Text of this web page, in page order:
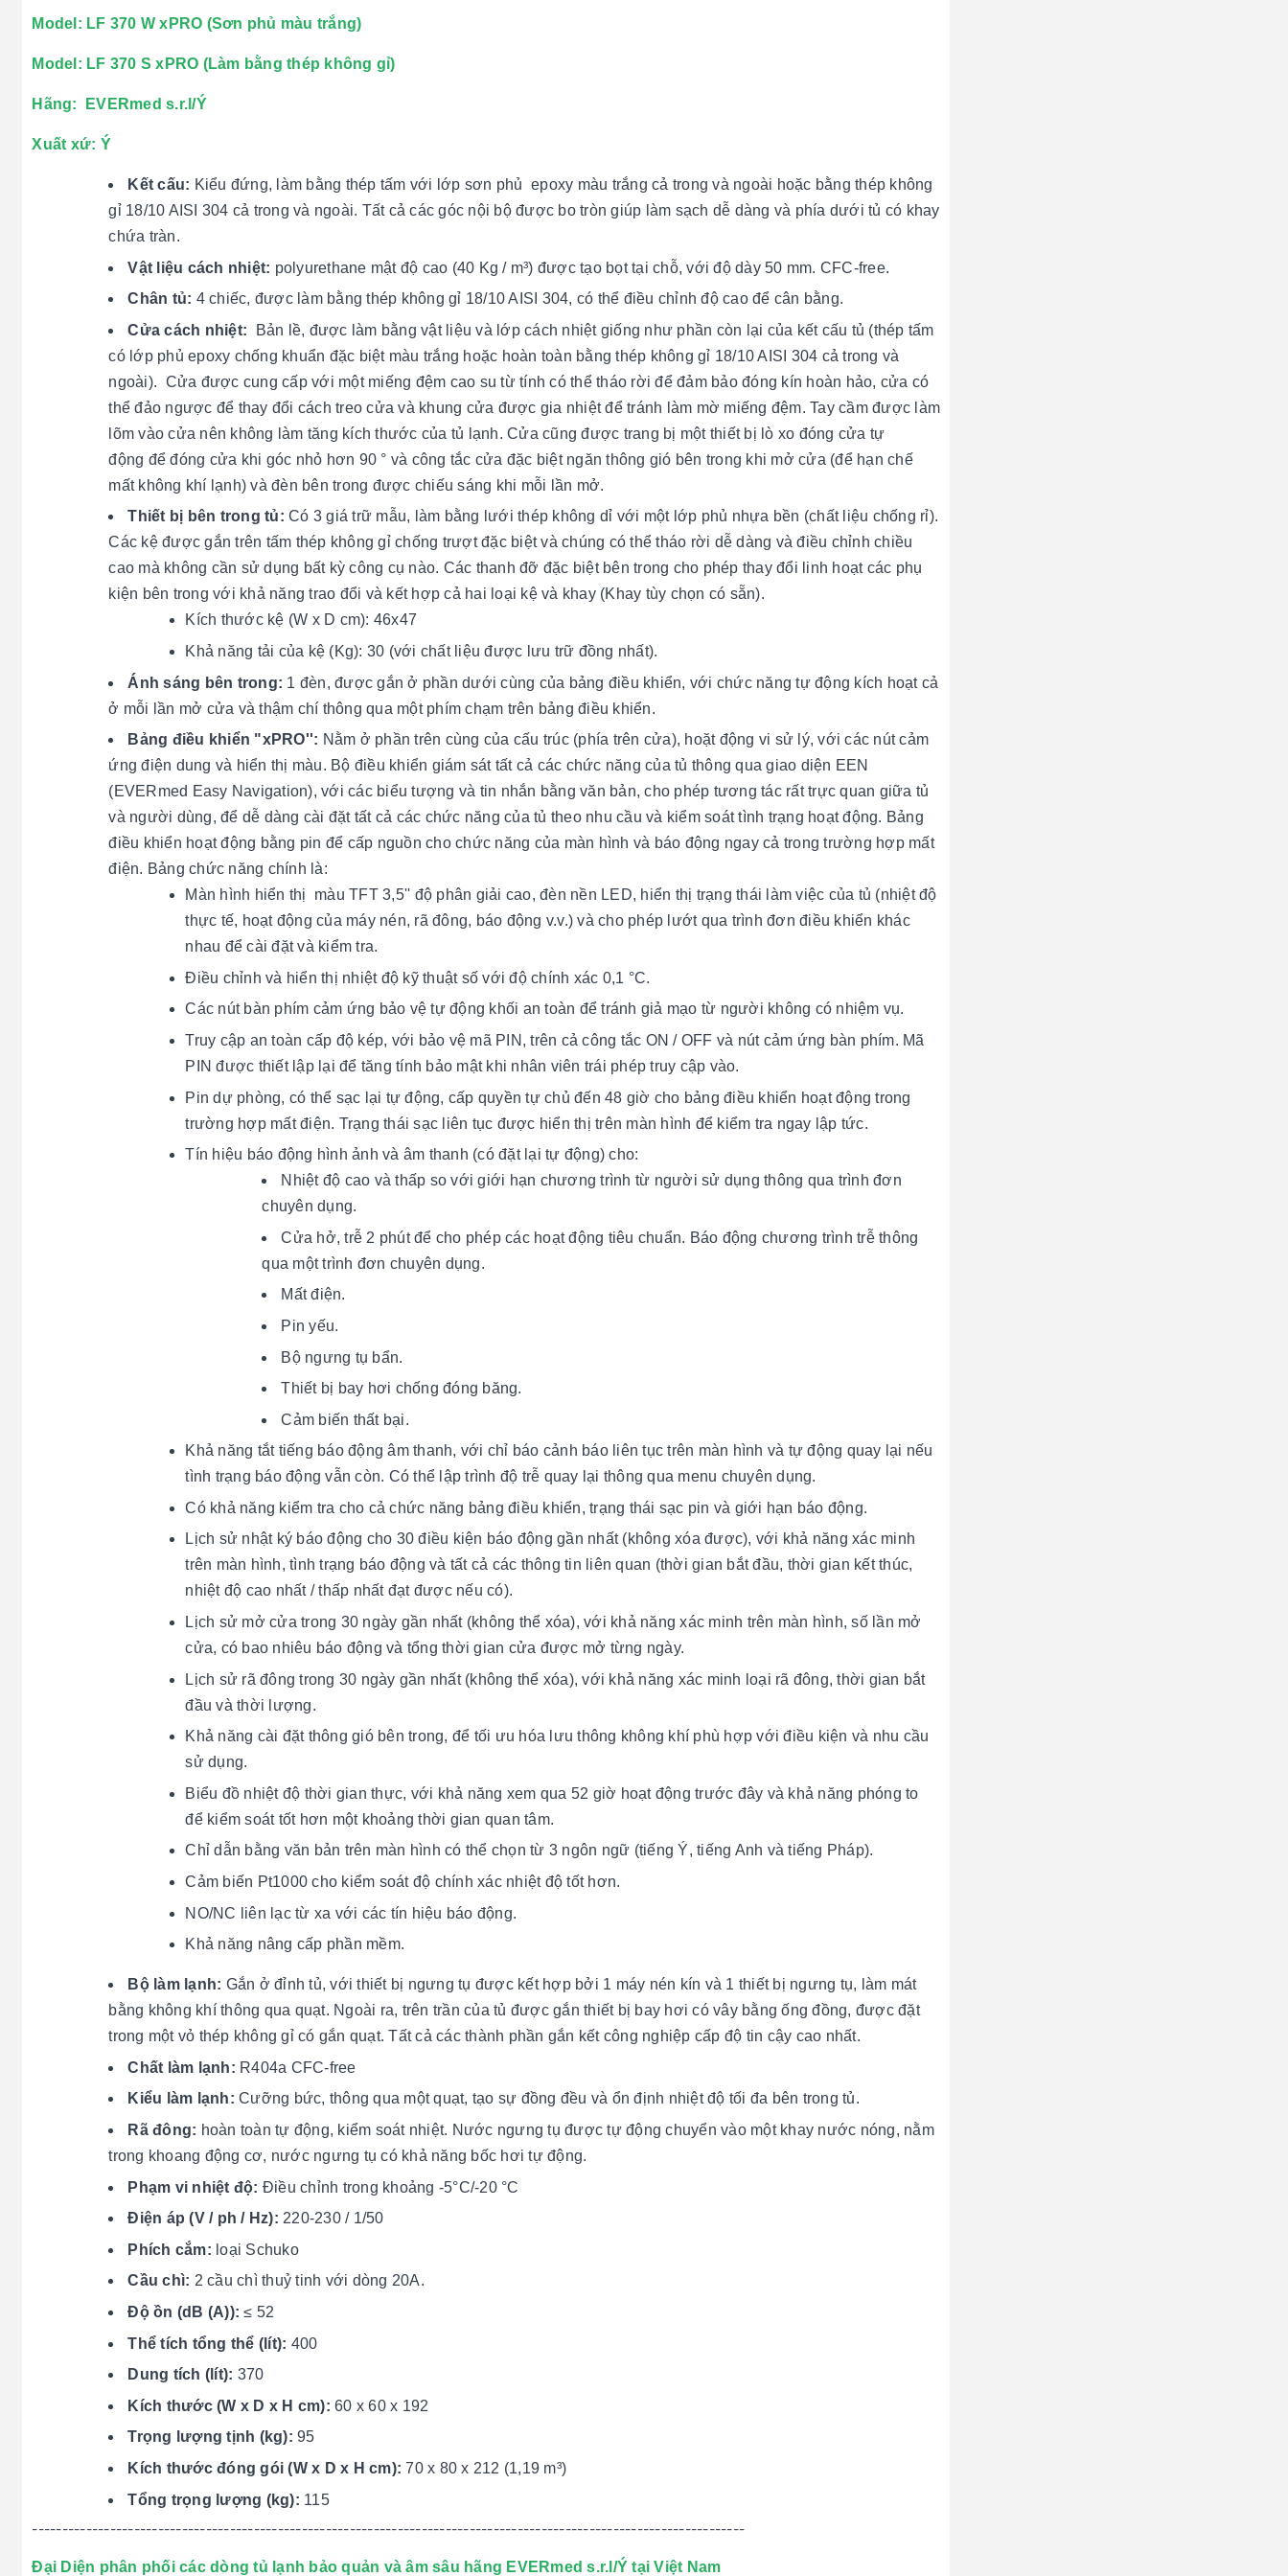
Model: LF 370 W xPRO (Sơn phủ màu trắng)
Model: LF 370 S xPRO (Làm bằng thép không gỉ)
Hãng: EVERmed s.r.l/Ý
Xuất xứ: Ý
Kết cấu: Kiểu đứng, làm bằng thép tấm với lớp sơn phủ epoxy màu trắng cả trong và ngoài hoặc bằng thép không
gỉ 18/10 AISI 304 cả trong và ngoài. Tất cả các góc nội bộ được bo tròn giúp làm sạch dễ dàng và phía dưới tủ có khay
chứa tràn.
Vật liệu cách nhiệt: polyurethane mật độ cao (40 Kg / m³) được tạo bọt tại chỗ, với độ dày 50 mm. CFC-free.
Chân tủ: 4 chiếc, được làm bằng thép không gỉ 18/10 AISI 304, có thể điều chỉnh độ cao để cân bằng.
Cửa cách nhiệt: Bản lề, được làm bằng vật liệu và lớp cách nhiệt giống như phần còn lại của kết cấu tủ (thép tấm
có lớp phủ epoxy chống khuẩn đặc biệt màu trắng hoặc hoàn toàn bằng thép không gỉ 18/10 AISI 304 cả trong và
ngoài). Cửa được cung cấp với một miếng đệm cao su từ tính có thể tháo rời để đảm bảo đóng kín hoàn hảo, cửa có
thể đảo ngược để thay đổi cách treo cửa và khung cửa được gia nhiệt để tránh làm mờ miếng đệm. Tay cầm được làm
lõm vào cửa nên không làm tăng kích thước của tủ lạnh. Cửa cũng được trang bị một thiết bị lò xo đóng cửa tự
động để đóng cửa khi góc nhỏ hơn 90 ° và công tắc cửa đặc biệt ngăn thông gió bên trong khi mở cửa (để hạn chế
mất không khí lạnh) và đèn bên trong được chiếu sáng khi mỗi lần mở.
Thiết bị bên trong tủ:Có 3 giá trữ mẫu, làm bằng lưới thép không dỉ với một lớp phủ nhựa bền (chất liệu chống rỉ).
Các kệ được gắn trên tấm thép không gỉ chống trượt đặc biệt và chúng có thể tháo rời dễ dàng và điều chỉnh chiều
cao mà không cần sử dụng bất kỳ công cụ nào. Các thanh đỡ đặc biệt bên trong cho phép thay đổi linh hoạt các phụ
kiện bên trong với khả năng trao đổi và kết hợp cả hai loại kệ và khay (Khay tùy chọn có sẵn).
Kích thước kệ (W x D cm): 46x47
Khả năng tải của kệ (Kg): 30 (với chất liệu được lưu trữ đồng nhất).
Ánh sáng bên trong: 1 đèn, được gắn ở phần dưới cùng của bảng điều khiển, với chức năng tự động kích hoạt cả
ở mỗi lần mở cửa và thậm chí thông qua một phím chạm trên bảng điều khiển.
Bảng điều khiển "xPRO'': Nằm ở phần trên cùng của cấu trúc (phía trên cửa), hoặt động vi sử lý, với các nút cảm
ứng điện dung và hiển thị màu. Bộ điều khiển giám sát tất cả các chức năng của tủ thông qua giao diện EEN
(EVERmed Easy Navigation), với các biểu tượng và tin nhắn bằng văn bản, cho phép tương tác rất trực quan giữa tủ
và người dùng, để dễ dàng cài đặt tất cả các chức năng của tủ theo nhu cầu và kiểm soát tình trạng hoạt động. Bảng
điều khiển hoạt động bằng pin để cấp nguồn cho chức năng của màn hình và báo động ngay cả trong trường hợp mất
điện. Bảng chức năng chính là:
Màn hình hiển thị màu TFT 3,5'' độ phân giải cao, đèn nền LED, hiển thị trạng thái làm việc của tủ (nhiệt độ
thực tế, hoạt động của máy nén, rã đông, báo động v.v.) và cho phép lướt qua trình đơn điều khiển khác
nhau để cài đặt và kiểm tra.
Điều chỉnh và hiển thị nhiệt độ kỹ thuật số với độ chính xác 0,1 °C.
Các nút bàn phím cảm ứng bảo vệ tự động khối an toàn để tránh giả mạo từ người không có nhiệm vụ.
Truy cập an toàn cấp độ kép, với bảo vệ mã PIN, trên cả công tắc ON / OFF và nút cảm ứng bàn phím. Mã
PIN được thiết lập lại để tăng tính bảo mật khi nhân viên trái phép truy cập vào.
Pin dự phòng, có thể sạc lại tự động, cấp quyền tự chủ đến 48 giờ cho bảng điều khiển hoạt động trong
trường hợp mất điện. Trạng thái sạc liên tục được hiển thị trên màn hình để kiểm tra ngay lập tức.
Tín hiệu báo động hình ảnh và âm thanh (có đặt lại tự động) cho:
Nhiệt độ cao và thấp so với giới hạn chương trình từ người sử dụng thông qua trình đơn
chuyên dụng.
Cửa hở, trễ 2 phút để cho phép các hoạt động tiêu chuẩn. Báo động chương trình trễ thông
qua một trình đơn chuyên dụng.
Mất điện.
Pin yếu.
Bộ ngưng tụ bẩn.
Thiết bị bay hơi chống đóng băng.
Cảm biến thất bại.
Khả năng tắt tiếng báo động âm thanh, với chỉ báo cảnh báo liên tục trên màn hình và tự động quay lại nếu
tình trạng báo động vẫn còn. Có thể lập trình độ trễ quay lại thông qua menu chuyên dụng.
Có khả năng kiểm tra cho cả chức năng bảng điều khiển, trạng thái sạc pin và giới hạn báo động.
Lịch sử nhật ký báo động cho 30 điều kiện báo động gần nhất (không xóa được), với khả năng xác minh
trên màn hình, tình trạng báo động và tất cả các thông tin liên quan (thời gian bắt đầu, thời gian kết thúc,
nhiệt độ cao nhất / thấp nhất đạt được nếu có).
Lịch sử mở cửa trong 30 ngày gần nhất (không thể xóa), với khả năng xác minh trên màn hình, số lần mở
cửa, có bao nhiêu báo động và tổng thời gian cửa được mở từng ngày.
Lịch sử rã đông trong 30 ngày gần nhất (không thể xóa), với khả năng xác minh loại rã đông, thời gian bắt
đầu và thời lượng.
Khả năng cài đặt thông gió bên trong, để tối ưu hóa lưu thông không khí phù hợp với điều kiện và nhu cầu
sử dụng.
Biểu đồ nhiệt độ thời gian thực, với khả năng xem qua 52 giờ hoạt động trước đây và khả năng phóng to
để kiểm soát tốt hơn một khoảng thời gian quan tâm.
Chỉ dẫn bằng văn bản trên màn hình có thể chọn từ 3 ngôn ngữ (tiếng Ý, tiếng Anh và tiếng Pháp).
Cảm biến Pt1000 cho kiểm soát độ chính xác nhiệt độ tốt hơn.
NO/NC liên lạc từ xa với các tín hiệu báo động.
Khả năng nâng cấp phần mềm.
Bộ làm lạnh: Gắn ở đỉnh tủ, với thiết bị ngưng tụ được kết hợp bởi 1 máy nén kín và 1 thiết bị ngưng tụ, làm mát
bằng không khí thông qua quạt. Ngoài ra, trên trần của tủ được gắn thiết bị bay hơi có vây bằng ống đồng, được đặt
trong một vỏ thép không gỉ có gắn quạt. Tất cả các thành phần gắn kết công nghiệp cấp độ tin cậy cao nhất.
Chất làm lạnh: R404a CFC-free
Kiểu làm lạnh: Cưỡng bức, thông qua một quạt, tạo sự đồng đều và ổn định nhiệt độ tối đa bên trong tủ.
Rã đông: hoàn toàn tự động, kiểm soát nhiệt. Nước ngưng tụ được tự động chuyển vào một khay nước nóng, nằm
trong khoang động cơ, nước ngưng tụ có khả năng bốc hơi tự động.
Phạm vi nhiệt độ: Điều chỉnh trong khoảng -5°C/-20 °C
Điện áp (V / ph / Hz): 220-230 / 1/50
Phích cắm: loại Schuko
Cầu chì: 2 cầu chì thuỷ tinh với dòng 20A.
Độ ồn (dB (A)): ≤ 52
Thể tích tổng thể (lít): 400
Dung tích (lít): 370
Kích thước (W x D x H cm):60 x 60 x 192
Trọng lượng tịnh (kg):95
Kích thước đóng gói (W x D x H cm):70 x 80 x 212 (1,19 m³)
Tổng trọng lượng (kg): 115
-----------------------------------------------------------------------------------------------------------------------
Đại Diện phân phối các dòng tủ lạnh bảo quản và âm sâu hãng EVERmed s.r.l/Ý tại Việt Nam